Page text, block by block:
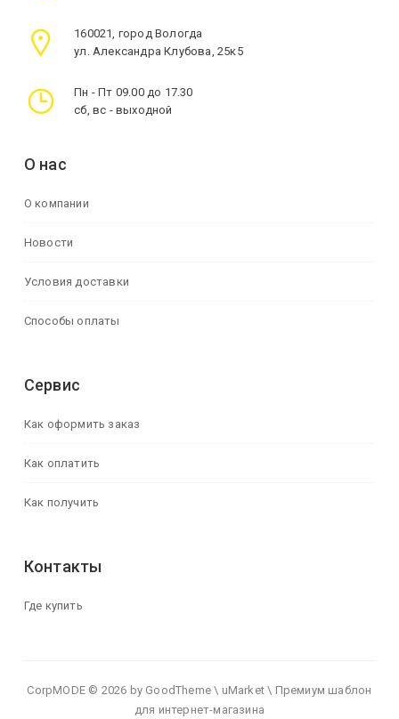
160021, город Вологда
ул. Александра Клубова, 25к5
Пн - Пт 09.00 до 17.30
сб, вс - выходной
О нас
О компании
Новости
Условия доставки
Способы оплаты
Сервис
Как оформить заказ
Как оплатить
Как получить
Контакты
Где купить
CorpMODE © 2026 by GoodTheme \ uMarket \ Премиум шаблон
для интернет-магазина